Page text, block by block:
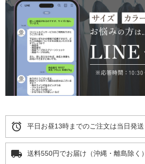
alarm 平日お昼13時までのご注文は当日発送
local_shipping 送料550円でお届け（沖縄・離島除く）